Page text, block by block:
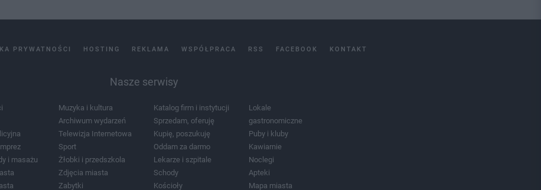
PRYWATNOŚCI HOSTING REKLAMA WSPÓŁPRACA RSS FACEBOOK KONTAKT
Nasze serwisy
i masażu
Muzyka i kultura
Archiwum wydarzeń
Telewizja Internetowa
Sport
Żłobki i przedszkola
Zdjęcia miasta
Zabytki
Katalog firm i instytucji
Sprzedam, oferuję
Kupię, poszukuję
Oddam za darmo
Lekarze i szpitale
Schody
Kościoły
Lokale
gastronomiczne
Puby i kluby
Kawiarnie
Noclegi
Apteki
Mapa miasta